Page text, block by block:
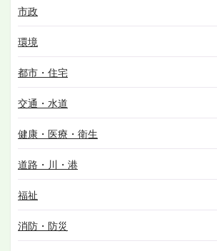
市政
環境
都市・住宅
交通・水道
健康・医療・衛生
道路・川・港
福祉
消防・防災